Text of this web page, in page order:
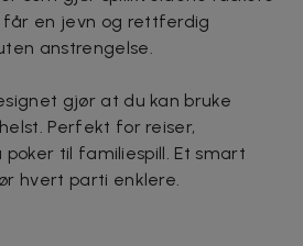
får en jevn og rettferdig
anstrengelse.
gjør at du kan bruke
Perfekt for reiser,
til familiespill. Et smart
hvert parti enklere.